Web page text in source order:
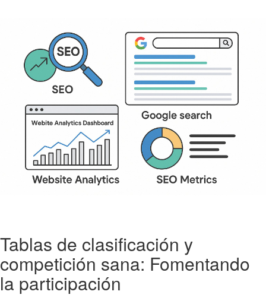
Tablas de clasificación y
competición sana: Fomentando
la participación